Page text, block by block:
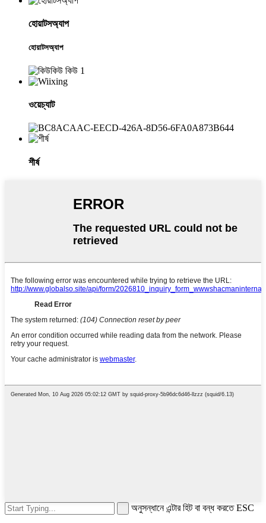
হোয়াটসঅ্যাপ
হোয়াটসঅ্যাপ
ওয়েচ্যাট
শীর্ষ
অনুসন্ধানে এন্টার হিট বা বন্ধ করতে ESC